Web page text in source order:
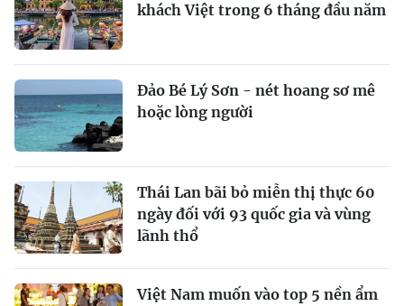
khách Việt trong 6 tháng đầu năm
Đảo Bé Lý Sơn - nét hoang sơ mê
hoặc lòng người
Thái Lan bãi bỏ miễn thị thực 60
ngày đối với 93 quốc gia và vùng
lãnh thổ
Việt Nam muốn vào top 5 nền ẩm